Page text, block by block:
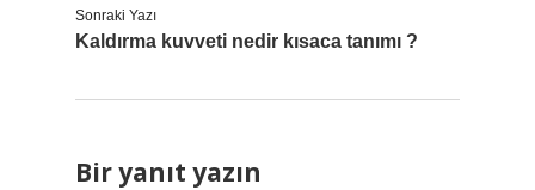
Sonraki Yazı
Kaldırma kuvveti nedir kısaca tanımı ?
Bir yanıt yazın